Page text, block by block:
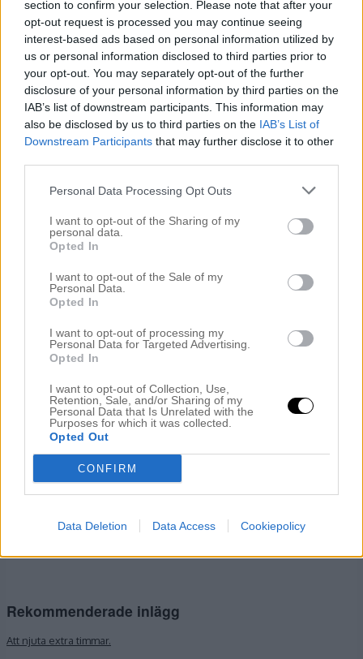
section to confirm your selection. Please note that after your
opt-out request is processed you may continue seeing
interest-based ads based on personal information utilized by
us or personal information disclosed to third parties prior to
your opt-out. You may separately opt-out of the further
disclosure of your personal information by third parties on the
IAB’s list of downstream participants. This information may
also be disclosed by us to third parties on the IAB’s List of
Downstream Participants that may further disclose it to other
Personal Data Processing Opt Outs
I want to opt-out of the Sharing of my
personal data.
Opted In
I want to opt-out of the Sale of my
Personal Data.
Opted In
I want to opt-out of processing my
Personal Data for Targeted Advertising.
Opted In
I want to opt-out of Collection, Use,
Retention, Sale, and/or Sharing of my
Personal Data that Is Unrelated with the
Purposes for which it was collected.
Opted Out
CONFIRM
Data Deletion Data Access Cookiepolicy
Absolut! Så är det helt klart! Kram
Svara
Lämna ett svar
Din e-postadress kommer inte publiceras. Obligatoriska fält
E-postadress*
Webbplats
Rekommenderade inlägg
Att njuta extra timmar.